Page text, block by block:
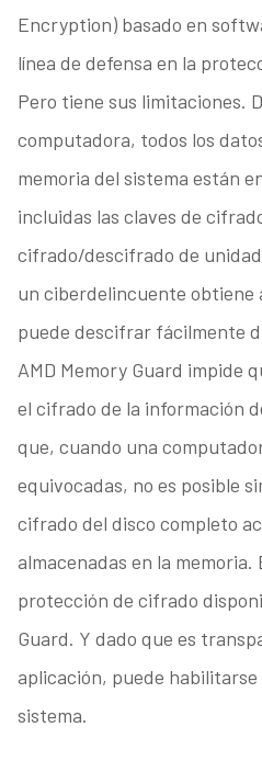
Encryption) basado en
línea de defensa en la
Pero tiene sus limitaciones.
computadora, todos los
memoria del sistema están
incluidas las claves de
cifrado/descifrado de
un ciberdelincuente obtiene
puede descifrar fácilmente
AMD Memory Guard impide
el cifrado de la información
que, cuando una
equivocadas, no es posible
cifrado del disco completo
almacenadas en la memoria.
protección de cifrado
Guard. Y dado que es
aplicación, puede
sistema.